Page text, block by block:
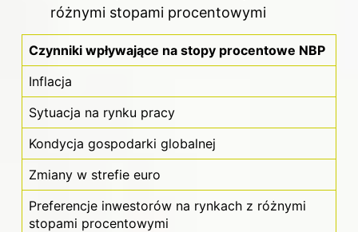
różnymi stopami procentowymi
Czynniki wpływające na stopy procentowe NBP
Inflacja
Sytuacja na rynku pracy
Kondycja gospodarki globalnej
Zmiany w strefie euro
Preferencje inwestorów na rynkach z różnymi
stopami procentowymi